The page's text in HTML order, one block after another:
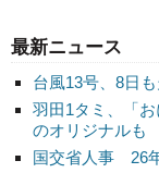
最新ニュース
台風13号、8日
羽田1タミ、「
のオリジナルも
国交省人事 26